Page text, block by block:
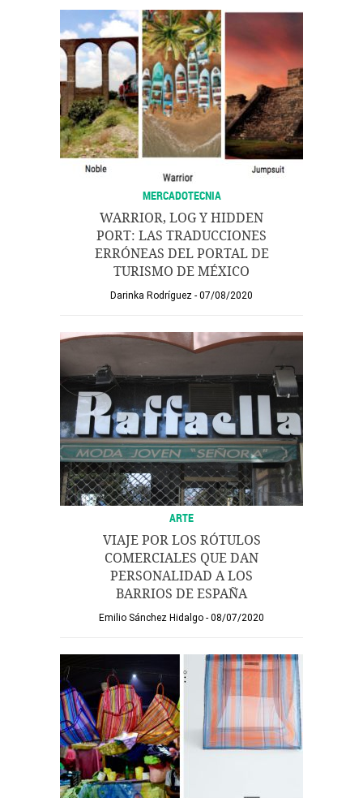
MERCADOTECNIA
WARRIOR, LOG Y HIDDEN
PORT: LAS TRADUCCIONES
ERRÓNEAS DEL PORTAL DE
TURISMO DE MÉXICO
Darinka Rodríguez 07/08/2020
ARTE
VIAJE POR LOS RÓTULOS
COMERCIALES QUE DAN
PERSONALIDAD A LOS
BARRIOS DE ESPAÑA
Emilio Sánchez Hidalgo 08/07/2020